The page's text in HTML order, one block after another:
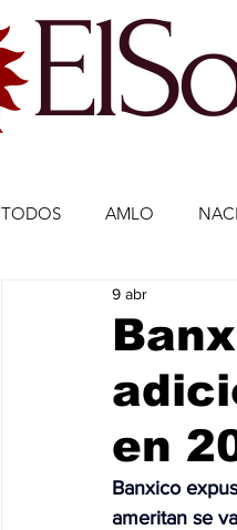
TODOS AMLO
ECONOMÍA MÉXICO
DEPORTES
ESTADOS-POLÍTICA
en
9 abr
Banxico
ameritan se